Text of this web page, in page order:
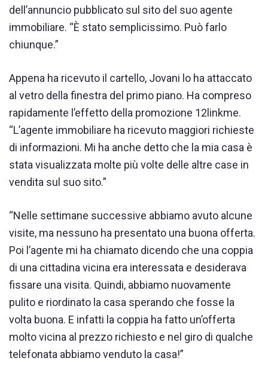
dell’annuncio pubblicato sul sito del suo agente
immobiliare. “È stato semplicissimo. Può farlo
chiunque.”
Appena ha ricevuto il cartello, Jovani lo ha attaccato
al vetro della finestra del primo piano. Ha compreso
rapidamente l’effetto della promozione 12linkme.
“L’agente immobiliare ha ricevuto maggiori richieste
di informazioni. Mi ha anche detto che la mia casa è
stata visualizzata molte più volte delle altre case in
vendita sul suo sito.”
“Nelle settimane successive abbiamo avuto alcune
visite, ma nessuno ha presentato una buona offerta.
Poi l’agente mi ha chiamato dicendo che una coppia
di una cittadina vicina era interessata e desiderava
fissare una visita. Quindi, abbiamo nuovamente
pulito e riordinato la casa sperando che fosse la
volta buona. E infatti la coppia ha fatto un’offerta
molto vicina al prezzo richiesto e nel giro di qualche
telefonata abbiamo venduto la casa!”